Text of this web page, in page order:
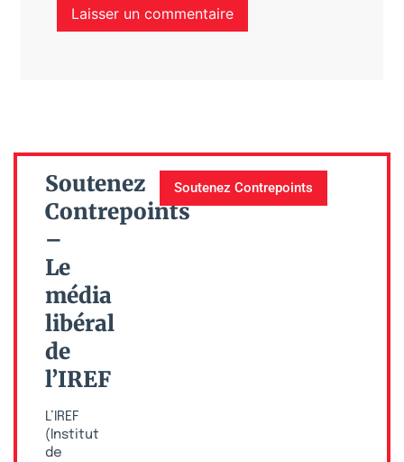
Soutenez
Contrepoints
–
Le
média
libéral
de
l’IREF
L’IREF
(Institut
de
Soutenez Contrepoints